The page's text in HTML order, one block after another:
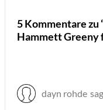
5 Kommentare zu
Hammett Greeny
dayn rohde